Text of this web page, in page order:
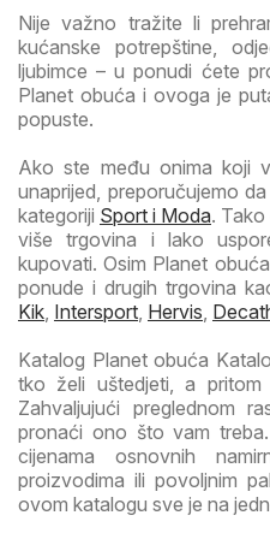
Nije važno tražite li
kućanske potrepštine,
ljubimce – u ponudi ćete
Planet obuća i ovoga je
popuste.
Ako ste među onima koji
unaprijed, preporučujemo
kategoriji Sport i Moda.
više trgovina i lako
kupovati. Osim Planet
ponude i drugih trgovina
Kik, Intersport, Hervis,
Katalog Planet obuća
tko želi uštedjeti, a
Zahvaljujući preglednom
pronaći ono što vam
cijenama osnovnih
proizvodima ili povoljnim
ovom katalogu sve je na